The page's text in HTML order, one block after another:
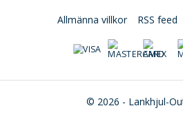
© 2026 - Lankhjul-
Allmänna villkor RSS feed